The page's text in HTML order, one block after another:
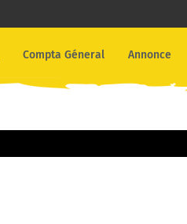
Compta Géneral Annonce